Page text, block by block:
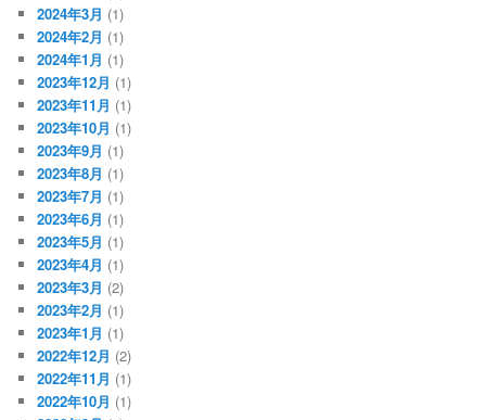
2024年3月 (1)
2024年2月 (1)
2024年1月 (1)
2023年12月 (1)
2023年11月 (1)
2023年10月 (1)
2023年9月 (1)
2023年8月 (1)
2023年7月 (1)
2023年6月 (1)
2023年5月 (1)
2023年4月 (1)
2023年3月 (2)
2023年2月 (1)
2023年1月 (1)
2022年12月 (2)
2022年11月 (1)
2022年10月 (1)